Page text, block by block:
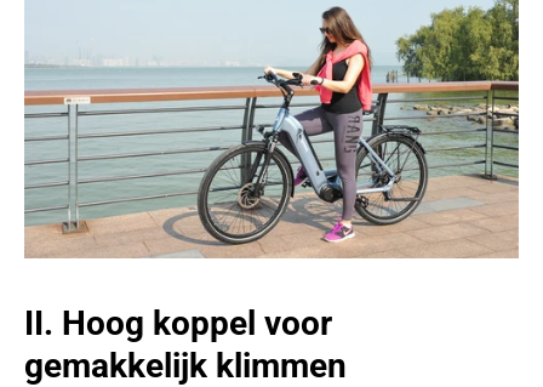
II. Hoog koppel voor
gemakkelijk klimmen